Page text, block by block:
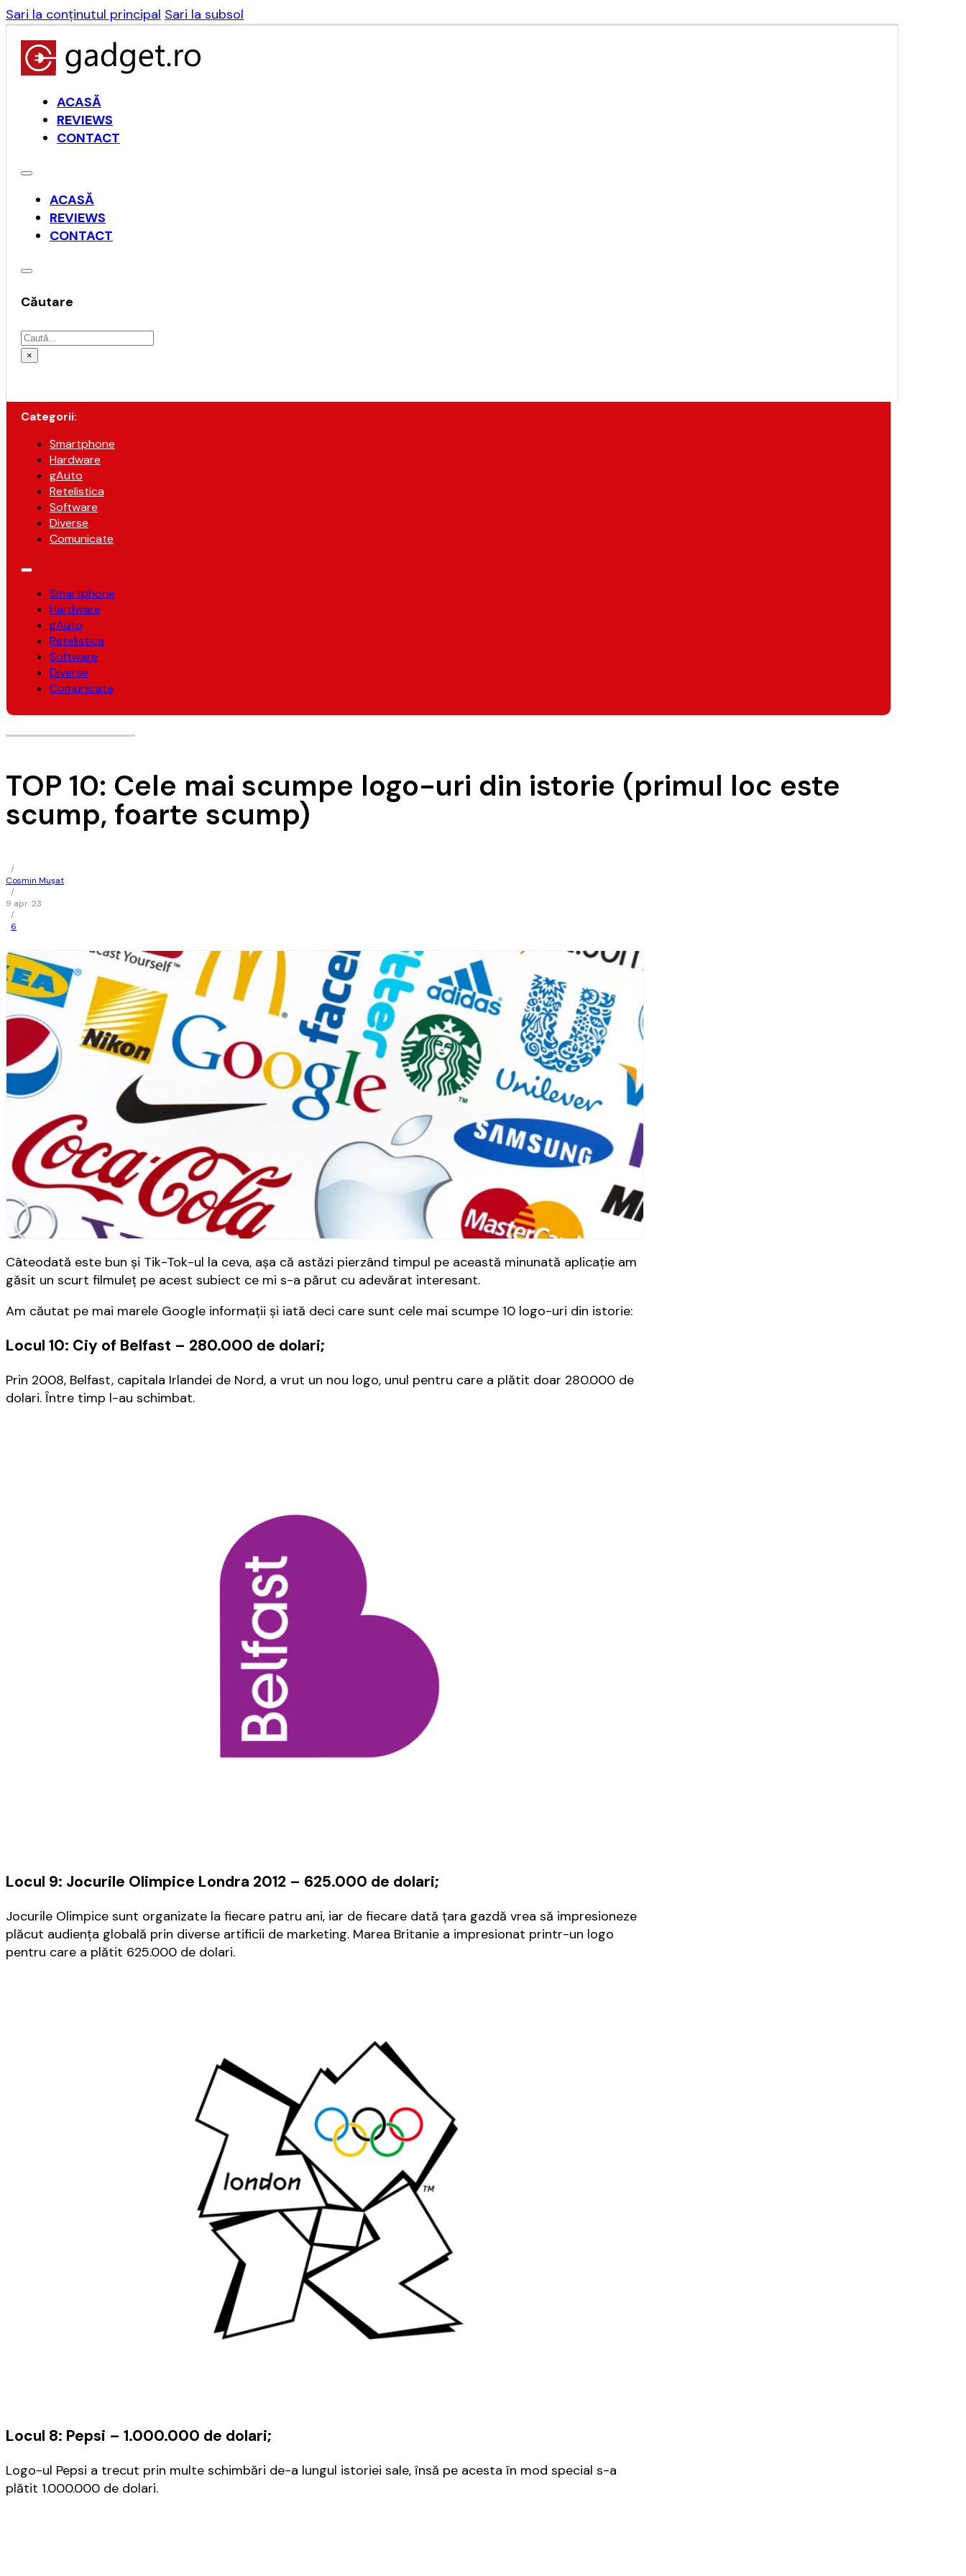
Sari la conținutul principal Sari la subsol
ACASĂ
REVIEWS
CONTACT
ACASĂ
REVIEWS
CONTACT
Căutare
Caută
×
Categorii:
Smartphone
Hardware
gAuto
Retelistica
Software
Diverse
Comunicate
Smartphone
Hardware
gAuto
Retelistica
Software
Diverse
Comunicate
TOP 10: Cele mai scumpe logo-uri din istorie (primul loc este
scump, foarte scump)
/
Cosmin Mușat
/
9 apr. 23
/
6
Câteodată este bun şi Tik-Tok-ul la ceva, aşa că astăzi pierzând timpul pe această minunată aplicaţie am
găsit un scurt filmuleţ pe acest subiect ce mi s-a părut cu adevărat interesant.
Am căutat pe mai marele Google informaţii şi iată deci care sunt cele mai scumpe 10 logo-uri din istorie:
Locul 10: Ciy of Belfast – 280.000 de dolari;
Prin 2008, Belfast, capitala Irlandei de Nord, a vrut un nou logo, unul pentru care a plătit doar 280.000 de
dolari. Între timp l-au schimbat.
Locul 9: Jocurile Olimpice Londra 2012 – 625.000 de dolari;
Jocurile Olimpice sunt organizate la fiecare patru ani, iar de fiecare dată ţara gazdă vrea să impresioneze
plăcut audienţa globală prin diverse artificii de marketing. Marea Britanie a impresionat printr-un logo
pentru care a plătit 625.000 de dolari.
Locul 8: Pepsi – 1.000.000 de dolari;
Logo-ul Pepsi a trecut prin multe schimbări de-a lungul istoriei sale, însă pe acesta în mod special s-a
plătit 1.000.000 de dolari.